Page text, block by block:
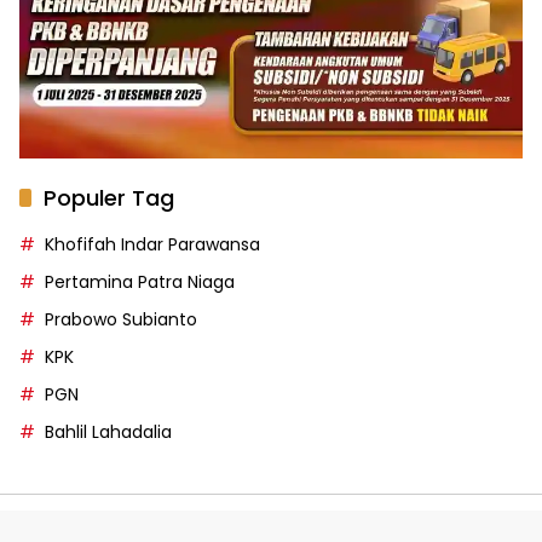
Populer Tag
Khofifah Indar Parawansa
Pertamina Patra Niaga
Prabowo Subianto
KPK
PGN
Bahlil Lahadalia